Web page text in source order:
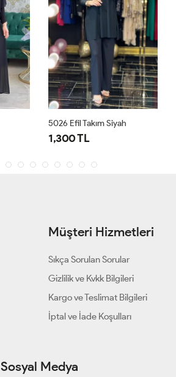
5026 Efil Takım Siyah
1,300 TL
Müşteri Hizmetleri
Sıkça Sorulan Sorular
Gizlilik ve Kvkk Bilgileri
Kargo ve Teslimat Bilgileri
İptal ve İade Koşulları
Sosyal Medya